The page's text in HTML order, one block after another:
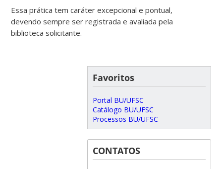
Essa prática tem caráter excepcional e pontual,
devendo sempre ser registrada e avaliada pela
biblioteca solicitante.
Favoritos
Portal BU/UFSC
Catálogo BU/UFSC
Processos BU/UFSC
CONTATOS